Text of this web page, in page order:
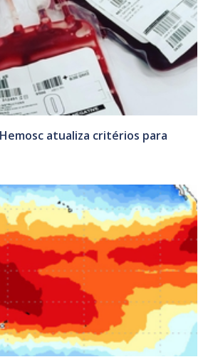
Hemosc atualiza critérios para